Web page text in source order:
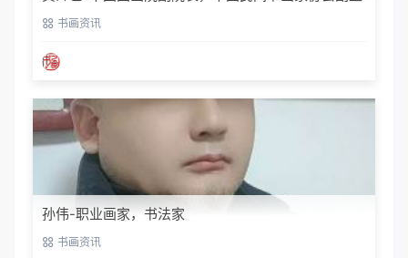
席 书画资讯
孙伟-职业画家，书法家
书画资讯